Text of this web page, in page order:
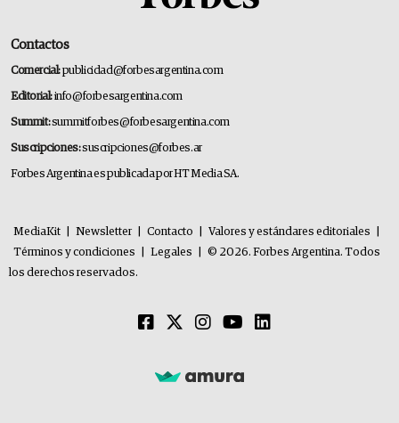
Contactos
Comercial:publicidad@forbesargentina.com
Editorial:info@forbesargentina.com
Summit:summitforbes@forbesargentina.com
Suscripciones:suscripciones@forbes.ar
Forbes Argentina es publicada por HT Media SA.
MediaKit Newsletter Contacto Valores y estándares editoriales
Términos y condiciones
Legales
© 2026. Forbes Argentina. Todos
los derechos reservados.